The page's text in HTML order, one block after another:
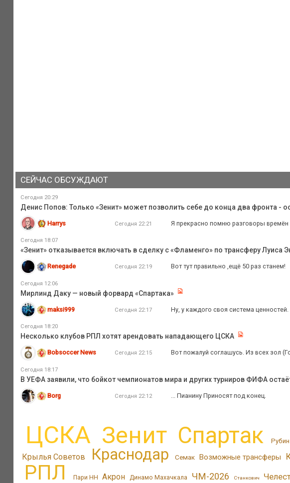
СЕЙЧАС ОБСУЖДАЮТ
Сегодня 20:29
Денис Попов: Только «Зенит» может позволить себе до конца два фронта -
Harrys Сегодня 22:21 Я прекрасно помню разговоры времён
Сегодня 18:07
«Зенит» отказывается включать в сделку с «Фламенго» по трансферу Луиса
Renegade Сегодня 22:19 Вот тут правильно ,ещё 50 раз станем!
Сегодня 12:06
Мирлинд Даку — новый форвард «Спартака»
maksi999 Сегодня 22:17 Ну, у каждого своя система ценностей.
Сегодня 18:20
Несколько клубов РПЛ хотят арендовать нападающего ЦСКА
Bobsoccer News Сегодня 22:15 Вот пожалуй соглашусь. Из всех зол
Сегодня 18:17
В УЕФА заявили, что бойкот чемпионатов мира и других турниров ФИФА
Borg Сегодня 22:12 ... Пианину Приносят под конец.
ЦСКА Зенит Спартак Рубин
Крылья Советов Краснодар Семак Возможные трансферы
РПЛ Пари НН Акрон Динамо Махачкала ЧМ-2026 Станкович